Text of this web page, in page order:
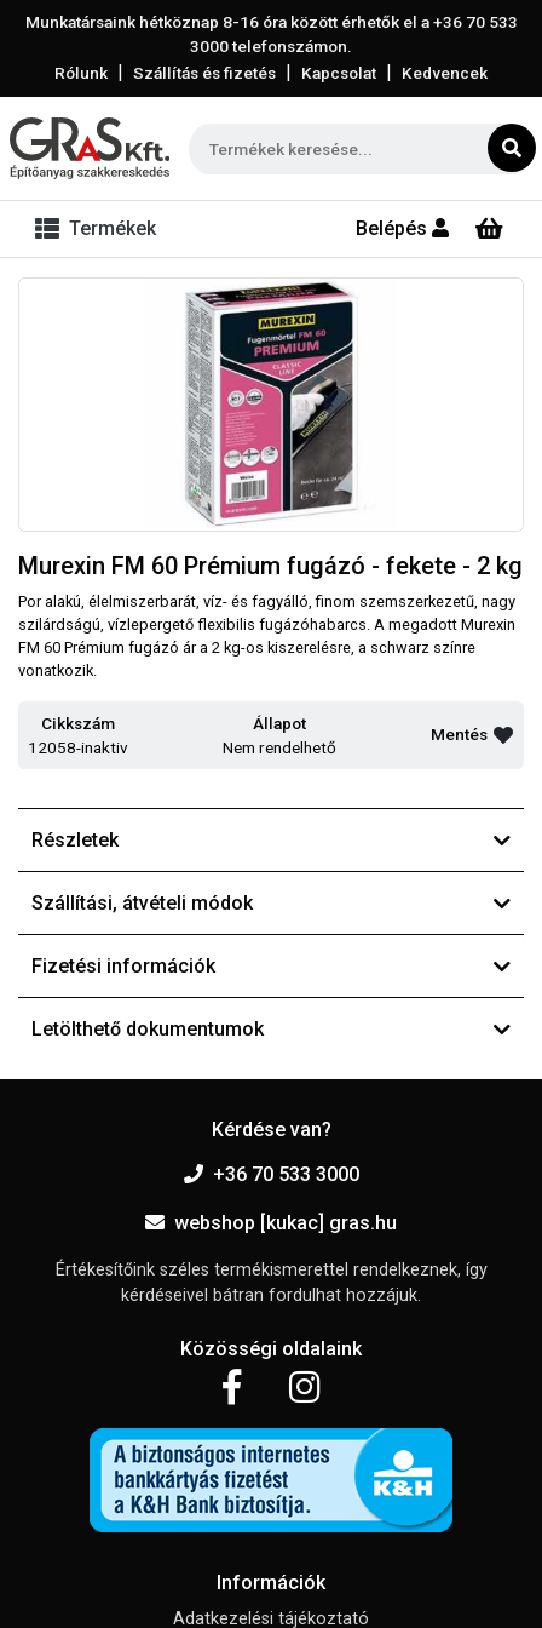
Munkatársaink hétköznap 8-16 óra között érhetők el a+36 70 533
3000telefonszámon.
Rólunk | Szállítás és fizetés | Kapcsolat | Kedvencek
Termékek Belépés
Murexin FM 60 Prémium fugázó - fekete - 2 kg
Por alakú, élelmiszerbarát, víz- és fagyálló, finom szemszerkezetű, nagy
szilárdságú, vízlepergető flexibilis fugázóhabarcs. A megadott Murexin
FM 60 Prémium fugázó ár a 2 kg-os kiszerelésre, a schwarz színre
vonatkozik.
Cikkszám
12058-inaktiv
Állapot
Nem rendelhető
Mentés
Részletek
Szállítási, átvételi módok
Fizetési információk
Letölthető dokumentumok
Kérdése van?
+36 70 533 3000
webshop [kukac] gras.hu
Értékesítőink széles termékismerettel rendelkeznek, így
kérdéseivel bátran fordulhat hozzájuk.
Közösségi oldalaink
Információk
Adatkezelési tájékoztató